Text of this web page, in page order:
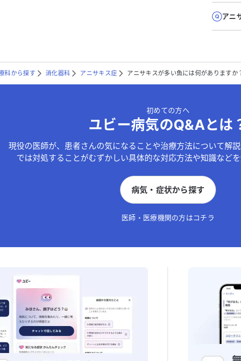
アニ
科から探す 消化器科 アニサキス症 アニサキスが多い魚には何がありますか
初めての方へ
ユビー病気のQ&Aとは
現役の医師が、患者さんの気になることや治療方法について解
では対処することがむずかしい具体的な対応方法や知識などを
病気・症状から探す
医師・医療機関の方はコチラ